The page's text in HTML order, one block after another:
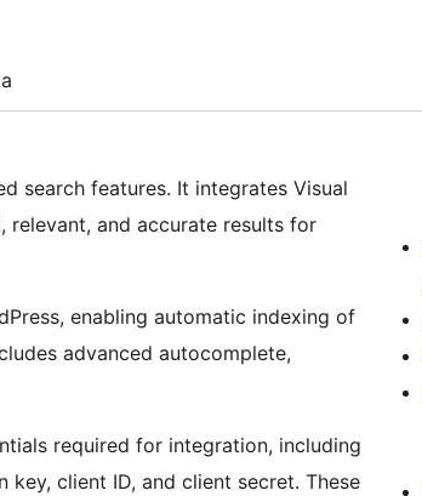
search features. It integrates Visual
relevant, and accurate results for
enabling automatic indexing of
advanced autocomplete,
required for integration, including
client ID, and client secret. These